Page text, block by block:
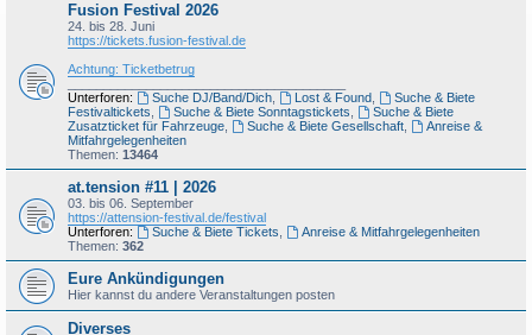
Fusion Festival 2026
24. bis 28. Juni
https://tickets.fusion-festival.de
Achtung: Ticketbetrug
Unterforen:
Suche DJ/Band/Dich, Lost & Found,
Suche & Biete
Festivaltickets
Suche & Biete Sonntagstickets
Suche & Biete
Zusatzticket für Fahrzeuge
Suche & Biete Gesellschaft,
Anreise &
Mitfahrgelegenheiten
Themen: 13464
at.tension #11 | 2026
03. bis 06. September
https://attension-festival.de/festival
Unterforen:
Suche & Biete Tickets
Anreise & Mitfahrgelegenheiten
Themen: 362
Eure Ankündigungen
Hier kannst du andere Veranstaltungen posten
Diverses